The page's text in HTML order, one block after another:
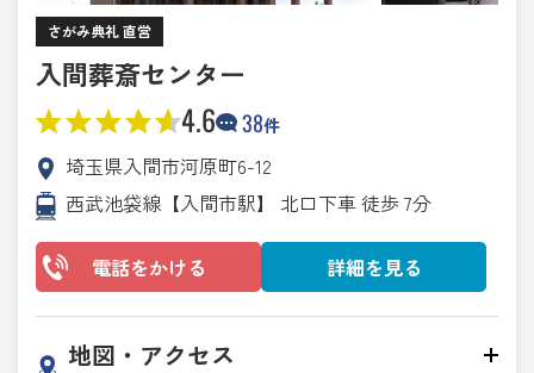
さがみ典礼 直営
入間葬斎センター
4.6 38件
埼玉県入間市河原町6-12
西武池袋線【入間市駅】 北口下車 徒歩 7分
電話をかける 詳細を見る
地図・アクセス